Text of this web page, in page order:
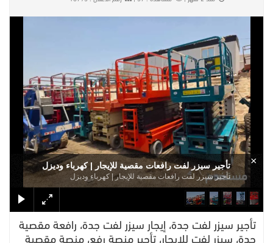
تأجير سيزر لفت رافعات مقصية للإيجار | كهرباء وديزل
تأجير سيزر لفت رافعات مقصية للإيجار | كهرباء وديزل
×
تأجير سيزر لفت جدة، إيجار سيزر لفت جدة، رافعة مقصية
جدة، سيزر لفت للإيجار، تأجير منصة رفع، منصة مقصية